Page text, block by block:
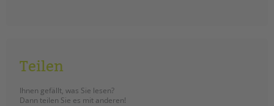
Teilen
Ihnen gefällt, was Sie lesen?
Dann teilen Sie es mit anderen!